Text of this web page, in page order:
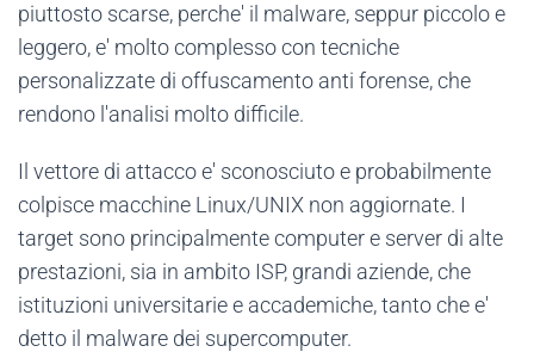
piuttosto scarse, perche' il malware, seppur piccolo e
leggero, e' molto complesso con tecniche
personalizzate di offuscamento anti forense, che
rendono l'analisi molto difficile.
Il vettore di attacco e' sconosciuto e probabilmente
colpisce macchine Linux/UNIX non aggiornate. I
target sono principalmente computer e server di alte
prestazioni, sia in ambito ISP, grandi aziende, che
istituzioni universitarie e accademiche, tanto che e'
detto il malware dei supercomputer.